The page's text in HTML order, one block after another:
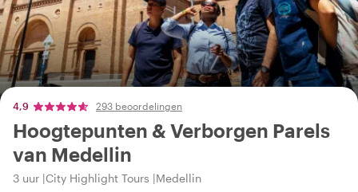
4,9 293 beoordelingen
Hoogtepunten & Verborgen Parels
van Medellin
3 uur City Highlight Tours Medellin